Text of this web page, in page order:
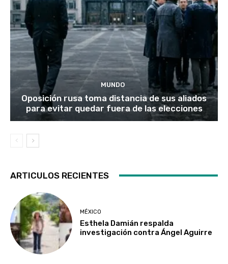
MUNDO
Oposición rusa toma distancia de sus aliados
para evitar quedar fuera de las elecciones
ARTICULOS RECIENTES
MÉXICO
Esthela Damián respalda
investigación contra Ángel Aguirre